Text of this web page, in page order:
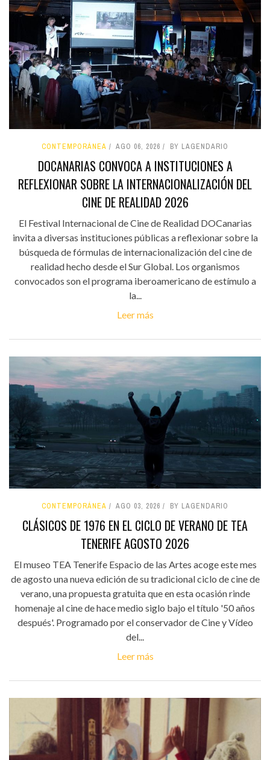
CONTEMPORÁNEA AGO 06, 2026 BY LAGENDARIO
DOCANARIAS CONVOCA A INSTITUCIONES A
REFLEXIONAR SOBRE LA INTERNACIONALIZACIÓN DEL
CINE DE REALIDAD 2026
El Festival Internacional de Cine de Realidad DOCanarias
invita a diversas instituciones públicas a reflexionar sobre la
búsqueda de fórmulas de internacionalización del cine de
realidad hecho desde el Sur Global. Los organismos
convocados son el programa iberoamericano de estímulo a
la...
Leer más
CONTEMPORÁNEA AGO 03, 2026 BY LAGENDARIO
CLÁSICOS DE 1976 EN EL CICLO DE VERANO DE TEA
TENERIFE AGOSTO 2026
El museo TEA Tenerife Espacio de las Artes acoge este mes
de agosto una nueva edición de su tradicional ciclo de cine de
verano, una propuesta gratuita que en esta ocasión rinde
homenaje al cine de hace medio siglo bajo el título '50 años
después'. Programado por el conservador de Cine y Vídeo
del...
Leer más